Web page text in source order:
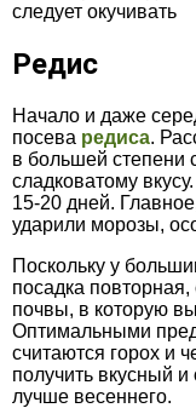
следует окучивать
Редис
Начало и даже
посева редиса.
в большей степени
сладковатому
15-20 дней.
ударили морозы,
Поскольку у
посадка повторная,
почвы, в которую
Оптимальными
считаются горох и
получить вкусный
лучше весеннего.